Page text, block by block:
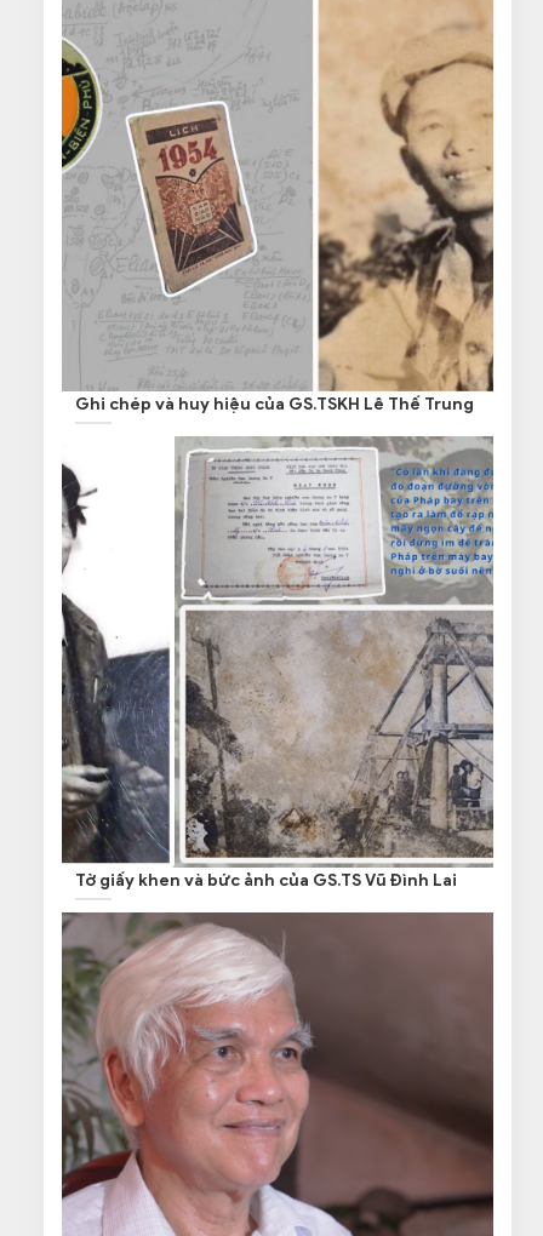
Ghi chép và huy hiệu của GS.TSKH Lê Thế Trung
Tờ giấy khen và bức ảnh của GS.TS Vũ Đình Lai